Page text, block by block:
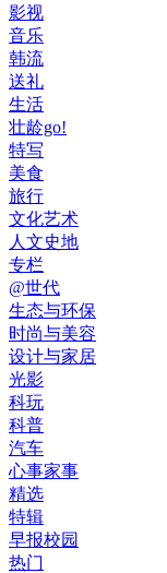
影视
音乐
韩流
送礼
生活
壮龄go!
特写
美食
旅行
文化艺术
人文史地
专栏
@世代
生态与环保
时尚与美容
设计与家居
光影
科玩
科普
汽车
心事家事
精选
特辑
早报校园
热门